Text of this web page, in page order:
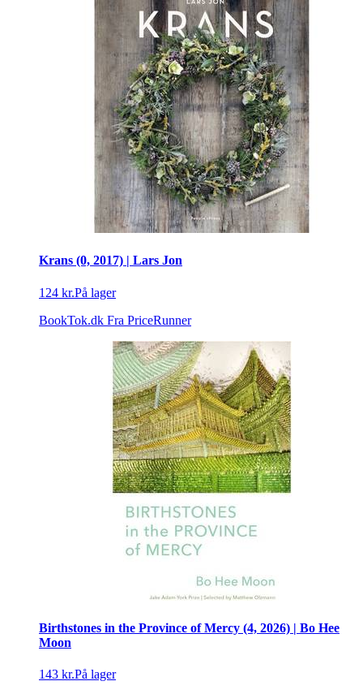
Krans (0, 2017) | Lars Jon
124 kr.På lager
BookTok.dk Fra PriceRunner
Birthstones in the Province of Mercy (4, 2026) | Bo Hee
Moon
143 kr.På lager